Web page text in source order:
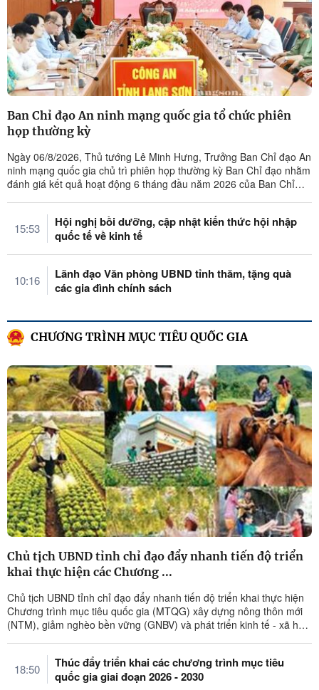
Ban Chỉ đạo An ninh mạng quốc gia tổ chức phiên
họp thường kỳ
Ngày 06/8/2026, Thủ tướng Lê Minh Hưng, Trưởng Ban Chỉ đạo An
ninh mạng quốc gia chủ trì phiên họp thường kỳ Ban Chỉ đạo nhằm
đánh giá kết quả hoạt động 6 tháng đầu năm 2026 của Ban Chỉ
15:53
Hội nghị bồi dưỡng, cập nhật kiến thức hội nhập
quốc tế về kinh tế
10:16
Lãnh đạo Văn phòng UBND tỉnh thăm, tặng quà
các gia đình chính sách
CHƯƠNG TRÌNH MỤC TIÊU QUỐC GIA
Chủ tịch UBND tỉnh chỉ đạo đẩy nhanh tiến độ triển
khai thực hiện các Chương ...
Chủ tịch UBND tỉnh chỉ đạo đẩy nhanh tiến độ triển khai thực hiện
Chương trình mục tiêu quốc gia (MTQG) xây dựng nông thôn mới
(NTM), giảm nghèo bền vững (GNBV) và phát triển kinh tế - xã hội
18:50
Thúc đẩy triển khai các chương trình mục tiêu
quốc gia giai đoạn 2026 - 2030